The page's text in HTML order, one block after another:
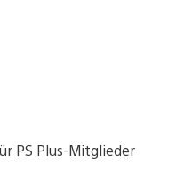
PS Plus-Mitglieder